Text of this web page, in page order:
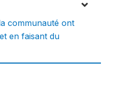
communauté ont
en faisant du